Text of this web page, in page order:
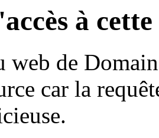
à
web de
car la